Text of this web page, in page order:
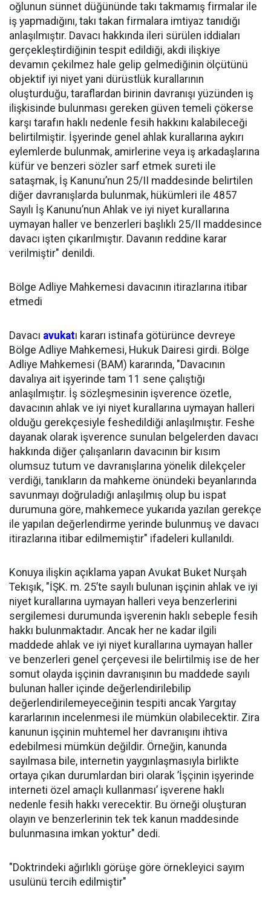
oğlunun sünnet düğününde takı takmamış firmalar ile
iş yapmadığını, takı takan firmalara imtiyaz tanıdığı
anlaşılmıştır. Davacı hakkında ileri sürülen iddiaları
gerçekleştirdiğinin tespit edildiği, akdi ilişkiye
devamın çekilmez hale gelip gelmediğinin ölçütünü
objektif iyi niyet yani dürüstlük kurallarının
oluşturduğu, taraflardan birinin davranışı yüzünden iş
ilişkisinde bulunması gereken güven temeli çökerse
karşı tarafın haklı nedenle fesih hakkını kalabileceği
belirtilmiştir. İşyerinde genel ahlak kurallarına aykırı
eylemlerde bulunmak, amirlerine veya iş arkadaşlarına
küfür ve benzeri sözler sarf etmek sureti ile
sataşmak, İş Kanunu’nun 25/II maddesinde belirtilen
diğer davranışlarda bulunmak, hükümleri ile 4857
Sayılı İş Kanunu’nun Ahlak ve iyi niyet kurallarına
uymayan haller ve benzerleri başlıklı 25/II maddesince
davacı işten çıkarılmıştır. Davanın reddine karar
verilmiştir" denildi.
Bölge Adliye Mahkemesi davacının itirazlarına itibar
etmedi
Davacı avukatı kararı istinafa götürünce devreye
Bölge Adliye Mahkemesi, Hukuk Dairesi girdi. Bölge
Adliye Mahkemesi (BAM) kararında, "Davacının
davalıya ait işyerinde tam 11 sene çalıştığı
anlaşılmıştır. İş sözleşmesinin işverence özetle,
davacının ahlak ve iyi niyet kurallarına uymayan halleri
olduğu gerekçesiyle feshedildiği anlaşılmıştır. Feshe
dayanak olarak işverence sunulan belgelerden davacı
hakkında diğer çalışanların davacının bir kısım
olumsuz tutum ve davranışlarına yönelik dilekçeler
verdiği, tanıkların da mahkeme önündeki beyanlarında
savunmayı doğruladığı anlaşılmış olup bu ispat
durumuna göre, mahkemece yukarıda yazılan gerekçe
ile yapılan değerlendirme yerinde bulunmuş ve davacı
itirazlarına itibar edilmemiştir" ifadeleri kullanıldı.
Konuya ilişkin açıklama yapan Avukat Buket Nurşah
Tekışık, "İŞK. m. 25’te sayılı bulunan işçinin ahlak ve iyi
niyet kurallarına uymayan halleri veya benzerlerini
sergilemesi durumunda işverenin haklı sebeple fesih
hakkı bulunmaktadır. Ancak her ne kadar ilgili
maddede ahlak ve iyi niyet kurallarına uymayan haller
ve benzerleri genel çerçevesi ile belirtilmiş ise de her
somut olayda işçinin davranışının bu maddede sayılı
bulunan haller içinde değerlendirilebilip
değerlendirilemeyeceğinin tespiti ancak Yargıtay
kararlarının incelenmesi ile mümkün olabilecektir. Zira
kanunun işçinin muhtemel her davranışını ihtiva
edebilmesi mümkün değildir. Örneğin, kanunda
sayılmasa bile, internetin yaygınlaşmasıyla birlikte
ortaya çıkan durumlardan biri olarak ’İşçinin işyerinde
interneti özel amaçlı kullanması’ işverene haklı
nedenle fesih hakkı verecektir. Bu örneği oluşturan
olayın ve benzerlerinin tek tek kanun maddesinde
bulunmasına imkan yoktur" dedi.
"Doktrindeki ağırlıklı görüşe göre örnekleyici sayım
usulünü tercih edilmiştir"